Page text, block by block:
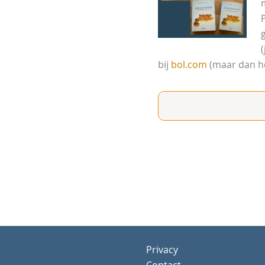
bij bol.com (maar dan
Privacy